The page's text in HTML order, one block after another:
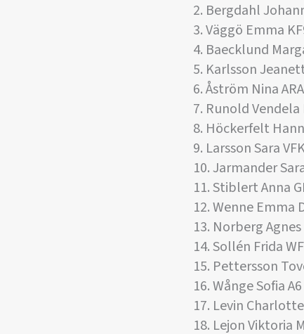
2. Bergdahl
3. Väggö Emma
4. Baecklund
5. Karlsson
6. Åström Nina ARA
7. Runold Vendela
8. Höckerfelt
9. Larsson Sara
10. Jarmander
11. Stiblert Anna
12. Wenne Emma
13. Norberg Agnes
14. Sollén Frida
15. Pettersson
16. Wånge Sofia A6
17. Levin
18. Lejon Viktoria